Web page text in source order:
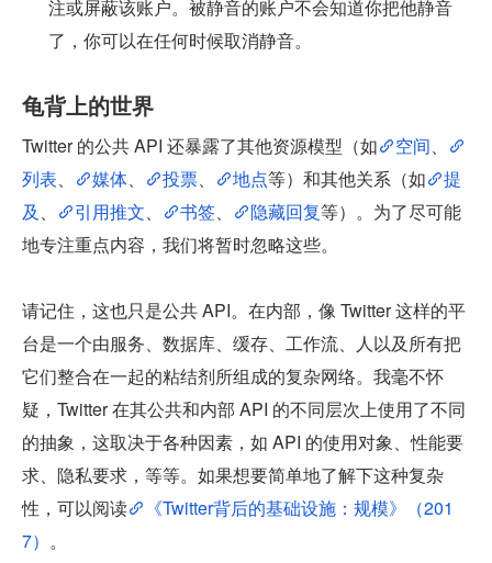
注或屏蔽该账户。被静音的账户不会知道你把他静音
了，你可以在任何时候取消静音。
龟背上的世界
Twitter 的公共 API 还暴露了其他资源模型（如 空间、
列表、 媒体、 投票、 地点等）和其他关系（如
提
及 、 引用推文、 书签、 隐藏回复等）。为了尽可能
地专注重点内容，我们将暂时忽略这些。
请记住，这也只是公共 API。在内部，像 Twitter 这样的平
台是一个由服务、数据库、缓存、工作流、人以及所有把
它们整合在一起的粘结剂所组成的复杂网络。我毫不怀
疑，Twitter 在其公共和内部 API 的不同层次上使用了不同
的抽象，这取决于各种因素，如 API 的使用对象、性能要
求、隐私要求，等等。如果想要简单地了解下这种复杂
性，可以阅读
《Twitter背后的基础设施：规模》（201
7） 。